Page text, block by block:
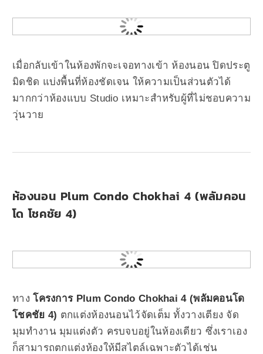
เมื่อกลับเข้าในห้องพักจะเจอทางเข้า ห้องนอน ปิดประตู
มิดชิด แบ่งพื้นที่ห้องชัดเจน ให้ความเป็นส่วนตัวได้
มากกว่าห้องแบบ Studio เหมาะสำหรับผู้ที่ไม่ชอบความ
วุ่นวาย
ห้องนอน Plum Condo Chokhai 4 (พลัมคอน
โด โชคชัย 4)
ทางโครงการ Plum Condo Chokhai 4 (พลัมคอนโด
โชคชัย 4) ตกแต่งห้องนอนไว้จัดเต็ม ทั้งวางเตียง จัด
มุมทำงาน มุมแต่งตัว ครบจบอยู่ในห้องเดียว ซึ่งเราเอง
ก็สามารถตกแต่งห้องให้มีสไตล์เฉพาะตัวได้เช่น